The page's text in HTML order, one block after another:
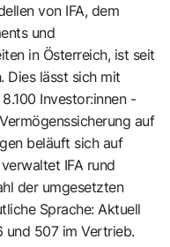
von IFA, dem
und
in Österreich, ist seit
Dies lässt sich mit
8.100 Investor:innen
auf
beläuft sich auf
IFA rund
der umgesetzten
Sprache: Aktuell
und 507 im Vertrieb.